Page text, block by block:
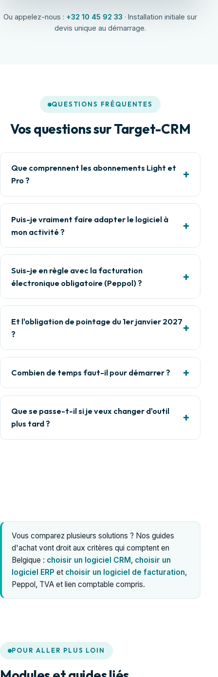
Ou appelez-nous : +32 10 45 92 33 · Installation initiale sur
devis unique au démarrage.
QUESTIONS FRÉQUENTES
Vos questions sur Target-CRM
Que comprennent les abonnements Light et
Pro ?
Puis-je vraiment faire adapter le logiciel à
mon activité ?
Suis-je en règle avec la facturation
électronique obligatoire (Peppol) ?
Et l'obligation de pointage du 1er janvier 2027
?
Combien de temps faut-il pour démarrer ?
Que se passe-t-il si je veux changer d'outil
plus tard ?
Vous comparez plusieurs solutions ? Nos guides
d'achat vont droit aux critères qui comptent en
Belgique : choisir un logiciel CRM, choisir un
logiciel ERP et choisir un logiciel de facturation,
Peppol, TVA et lien comptable compris.
POUR ALLER PLUS LOIN